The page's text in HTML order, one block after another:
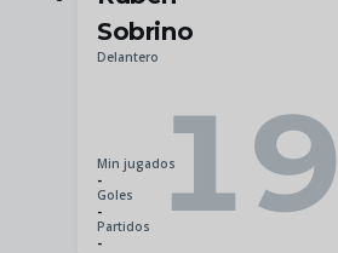
Sobrino
Delantero
Min jugados
-
Goles
-
Partidos
-
19